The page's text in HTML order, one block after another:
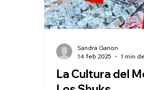
La Cultura del
Sandra Ganon
14 feb 2025
1 min